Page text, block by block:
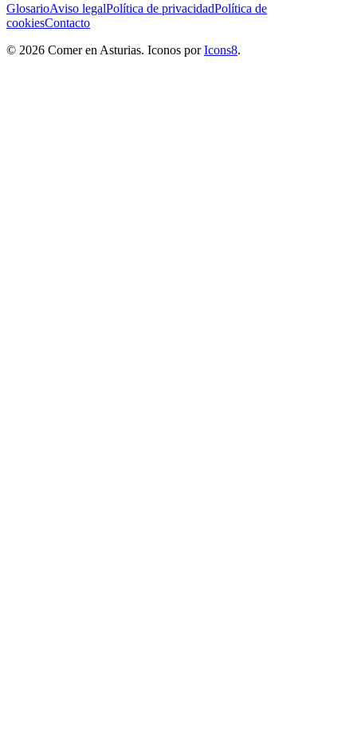
GlosarioAviso legalPolítica de privacidadPolítica de
cookiesContacto
© 2026 Comer en Asturias. Iconos porIcons8.